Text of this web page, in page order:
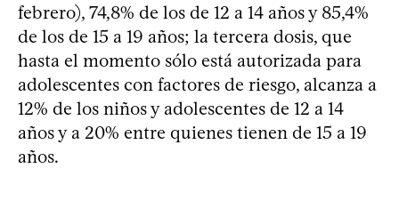
febrero), 74,8% de los de 12 a 14 años y 85,4%
de los de 15 a 19 años; la tercera dosis, que
hasta el momento sólo está autorizada para
adolescentes con factores de riesgo, alcanza a
12% de los niños y adolescentes de 12 a 14
años y a 20% entre quienes tienen de 15 a 19
años.